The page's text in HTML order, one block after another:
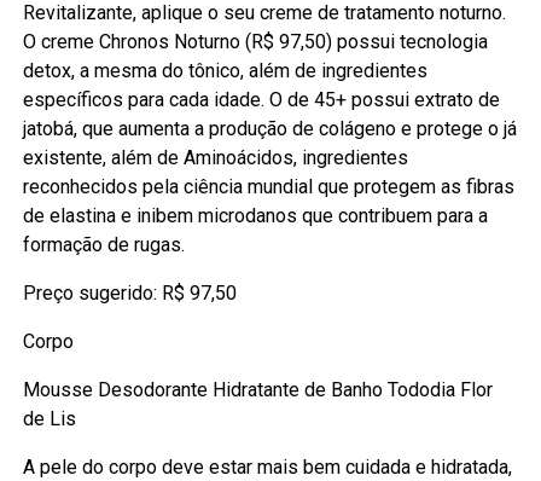
Revitalizante, aplique o seu creme de tratamento noturno.
O creme Chronos Noturno (R$ 97,50) possui tecnologia
detox, a mesma do tônico, além de ingredientes
específicos para cada idade. O de 45+ possui extrato de
jatobá, que aumenta a produção de colágeno e protege o já
existente, além de Aminoácidos, ingredientes
reconhecidos pela ciência mundial que protegem as fibras
de elastina e inibem microdanos que contribuem para a
formação de rugas.
Preço sugerido: R$ 97,50
Corpo
Mousse Desodorante Hidratante de Banho Tododia Flor
de Lis
A pele do corpo deve estar mais bem cuidada e hidratada,